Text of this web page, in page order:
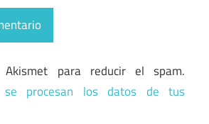
para reducir el spam.
se procesan los datos de tus